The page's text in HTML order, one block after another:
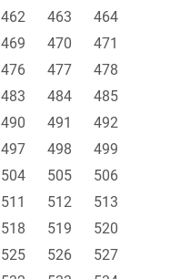
462 463
464
469 470
471
476 477
478
483 484
485
490 491
492
497 498
499
504 505
506
511 512
513
518 519
520
525 526
527